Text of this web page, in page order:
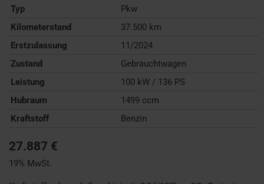
Typ
Pkw
Kilometerstand
37.500 km
Erstzulassung
11/2024
Zustand
Gebrauchtwagen
Leistung
100 kW / 136 PS
Hubraum
1499 ccm
Kraftstoff
Benzin
27.887 €
19% MwSt.